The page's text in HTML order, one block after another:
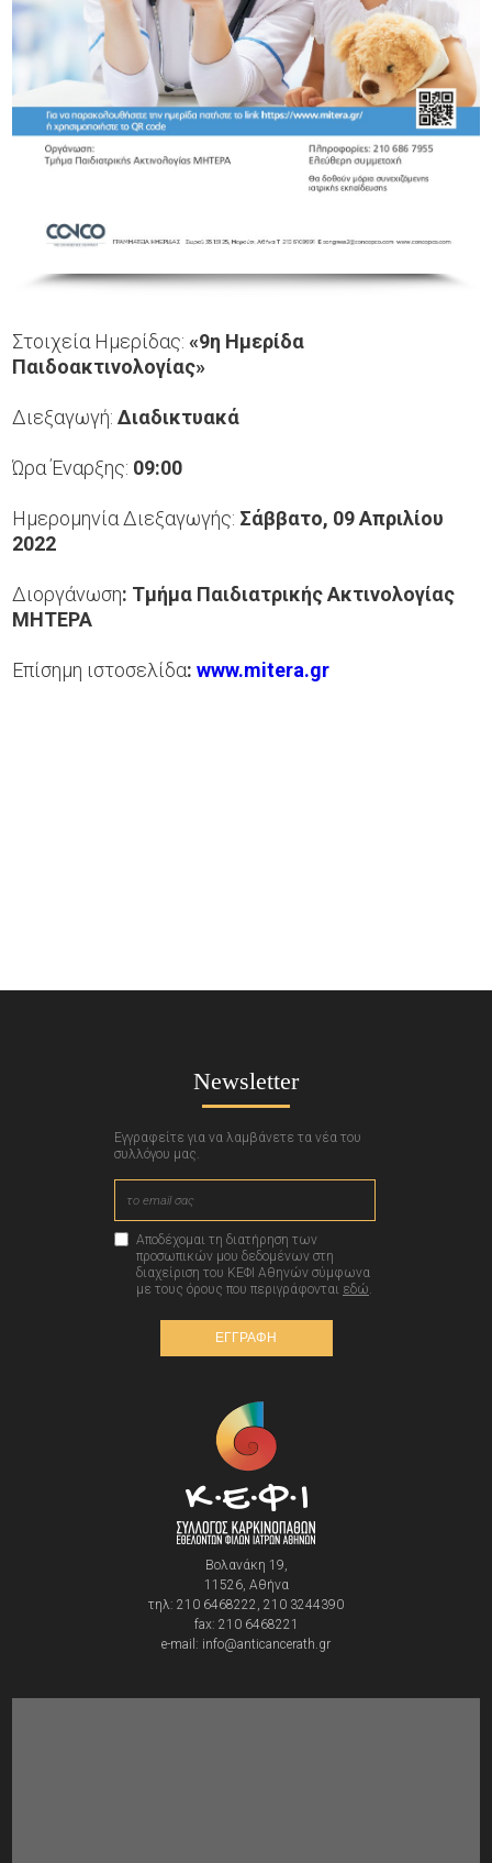
Στοιχεία Ημερίδας: «9η Ημερίδα
Παιδοακτινολογίας»
Διεξαγωγή:Διαδικτυακά
Ώρα Έναρξης: 09:00
Ημερομηνία Διεξαγωγής: Σάββατο, 09 Απριλίου
2022
Διοργάνωση: Τμήμα Παιδιατρικής Ακτινολογίας
ΜΗΤΕΡΑ
Επίσημη ιστοσελίδα:www.mitera.gr
Newsletter
Εγγραφείτε για να λαμβάνετε τα νέα του
συλλόγου μας.
Αποδέχομαι τη διατήρηση των
προσωπικών μου δεδομένων στη
διαχείριση του ΚΕΦΙ Αθηνών σύμφωνα
με τους όρους που περιγράφονται εδώ
ΕΓΓΡΑΦΗ
Βολανάκη 19,
11526, Αθήνα
τηλ: 210 6468222, 210 3244390
fax: 210 6468221
e-mail: info@anticancerath.gr